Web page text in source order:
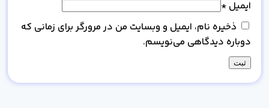
ایمیل *
ذخیره نام، ایمیل و وبسایت من در مرورگر برای زمانی که
دوباره دیدگاهی می‌نویسم.